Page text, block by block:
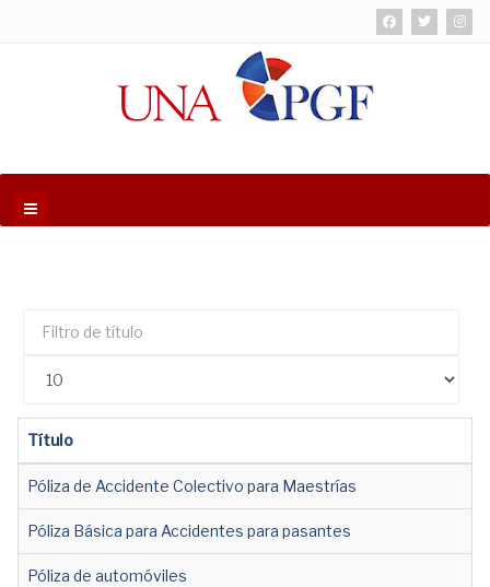
Filtro
título
Título
Póliza de Accidente Colectivo para Maestrías
Póliza Básica para Accidentes para pasantes
Póliza de automóviles